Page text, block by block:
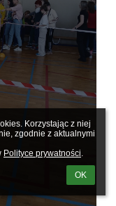
Korzystając z niej
zgodnie z aktualnymi
Polityce prywatności.
OK